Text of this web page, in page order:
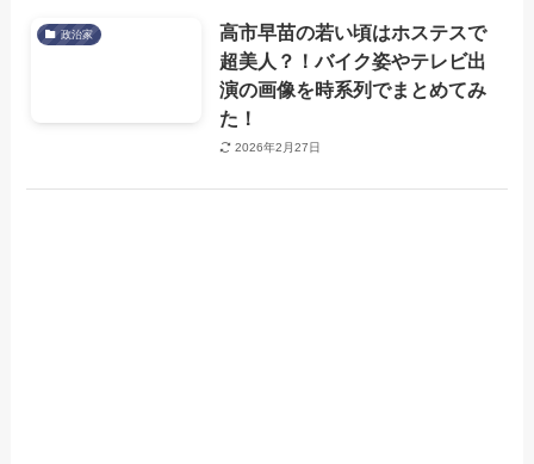
政治家
高市早苗の若い頃はホステスで
超美人？！バイク姿やテレビ出
演の画像を時系列でまとめてみ
た！
2026年2月27日